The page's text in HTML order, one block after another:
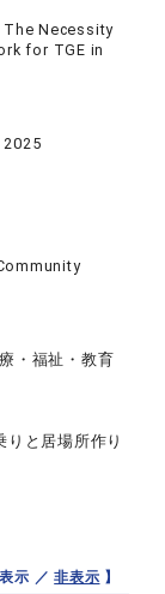
The Necessity
for TGE in
・福祉・教育
と居場所作り
表示 ／非表示 】